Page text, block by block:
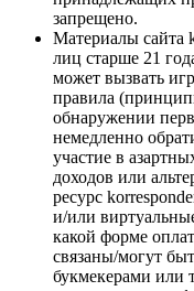
запрещено.
Материалы сайта
лиц старше 21
может вызвать
правила
обнаружении
немедленно
участие в
доходов или
ресурс
и/или
какой форме
связаны/могут
букмекерами или